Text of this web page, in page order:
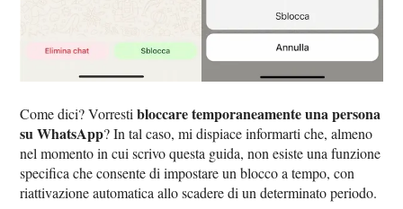
Come dici? Vorrestibloccare temporaneamente una persona
su WhatsApp? In tal caso, mi dispiace informarti che, almeno
nel momento in cui scrivo questa guida, non esiste una funzione
specifica che consente di impostare un blocco a tempo, con
riattivazione automatica allo scadere di un determinato periodo.